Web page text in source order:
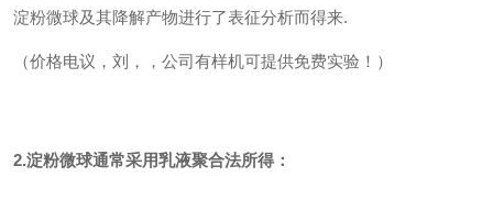
淀粉微球及其降解产物进行了表征分析而得来.
（价格电议，刘，，公司有样机可提供免费实验！）
2.淀粉微球通常采用乳液聚合法所得：